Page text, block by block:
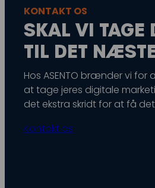
KONTAKT OS
SKAL VI TAGE
TIL DET
Hos ASENTO brænder vi for
at tage jeres digitale
det ekstra skridt for at få det
Kontakt os